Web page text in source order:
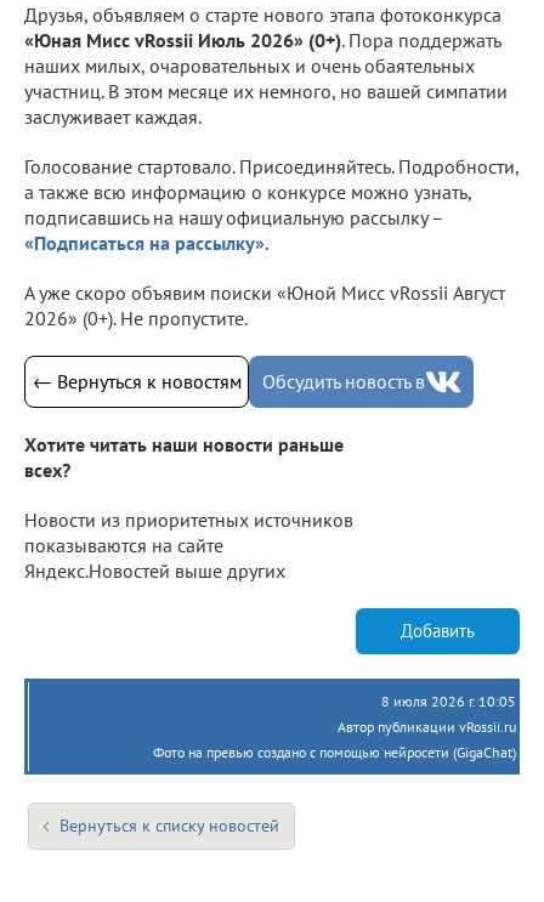
Друзья, объявляем о старте нового этапа фотоконкурса
«Юная Мисс vRossii Июль 2026» (0+). Пора поддержать
наших милых, очаровательных и очень обаятельных
участниц. В этом месяце их немного, но вашей симпатии
заслуживает каждая.
Голосование стартовало. Присоединяйтесь. Подробности,
а также всю информацию о конкурсе можно узнать,
подписавшись на нашу официальную рассылку –
«Подписаться на рассылку».
А уже скоро объявим поиски «Юной Мисс vRossii Август
2026» (0+). Не пропустите.
← Вернуться к новостям Обсудить новость в
Хотите читать наши новости раньше
всех?
Новости из приоритетных источников
показываются на сайте
Яндекс.Новостей выше других
Добавить
8 июля 2026 г. 10:05
Автор публикации vRossii.ru
Фото на превью создано с помощью нейросети (GigaChat)
Вернуться к списку новостей